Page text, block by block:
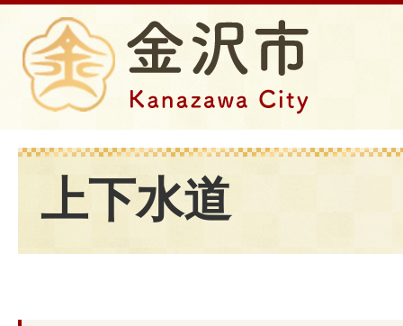
上下水道